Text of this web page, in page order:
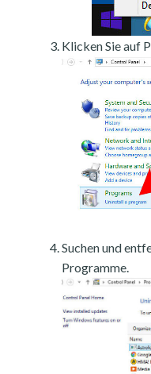
Klicken Sie auf
Suchen und
Programme.